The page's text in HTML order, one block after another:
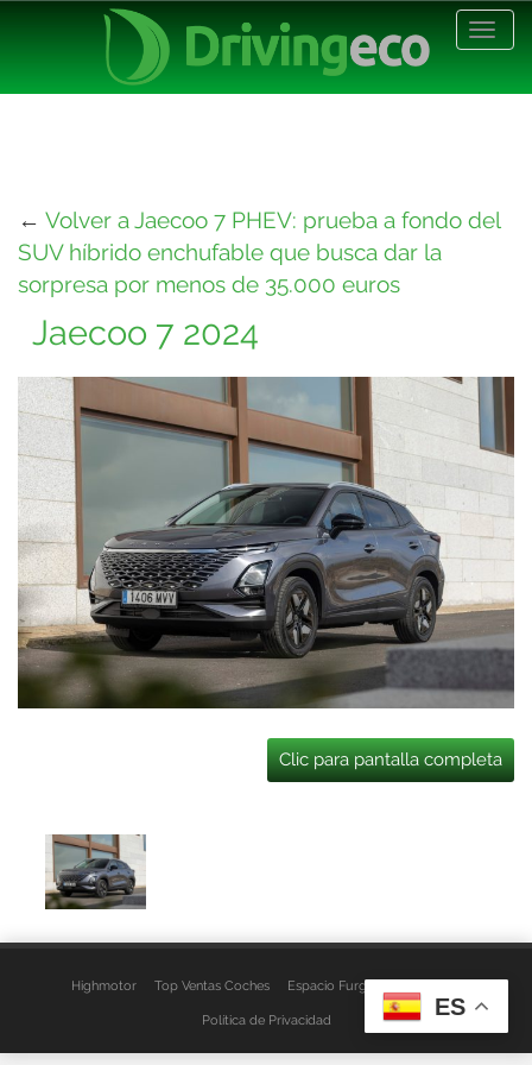
← Volver a Jaecoo 7 PHEV: prueba a fondo del
SUV híbrido enchufable que busca dar la
sorpresa por menos de 35.000 euros
Jaecoo 7 2024
Clic para pantalla completa
Highmotor Top Ventas Coches Espacio Furgo Aviso Legal
Política de Privacidad ES